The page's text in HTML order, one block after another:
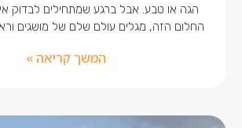
הגה או טבע. אבל ברגע שמתחילים לבדוק
החלום הזה, מגלים עולם שלם של מושגים
המשך קריאה »